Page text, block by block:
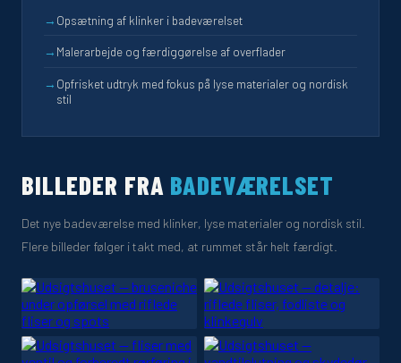
→ Opsætning af klinker i badeværelset
→ Malerarbejde og færdiggørelse af overflader
→ Opfrisket udtryk med fokus på lyse materialer og nordisk
stil
BILLEDER FRA BADEVÆRELSET
Det nye badeværelse med klinker, lyse materialer og nordisk stil.
Flere billeder følger i takt med, at rummet står helt færdigt.